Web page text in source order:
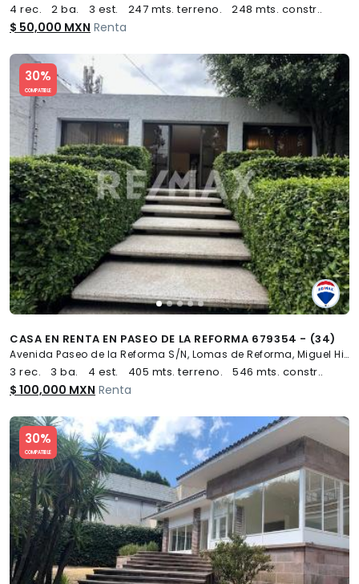
4 rec. 2 ba. 3 est. 247 mts. terreno. 248 mts. constr..
$ 50,000 MXN Renta
30%
COMPATIBLE
Slide 1 of 5
CASA EN RENTA EN PASEO DE LA REFORMA 679354 - (34)
Avenida Paseo de la Reforma S/N, Lomas de Reforma, Miguel Hidalgo
3 rec. 3 ba. 4 est. 405 mts. terreno. 546 mts. constr..
$ 100,000 MXN Renta
30%
COMPATIBLE
Slide 1 of 5